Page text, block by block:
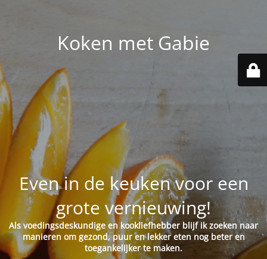
Koken met Gabie
Even in de keuken voor een
grote vernieuwing!
Als voedingsdeskundige en kookliefhebber blijf ik zoeken naar
manieren om gezond, puur en lekker eten nog beter en
toegankelijker te maken.